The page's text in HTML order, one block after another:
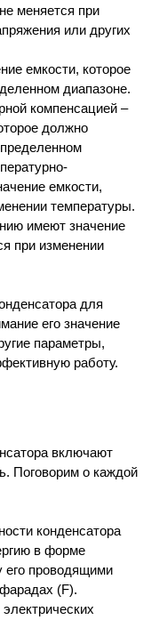
меняется при
или других
емкости, которое
диапазоне.
компенсацией –
должно
емкости,
температуры.
имеют значение
при изменении
для
его значение
параметры,
работу.
включают
Поговорим о каждой
конденсатора
в форме
его проводящими
(F).